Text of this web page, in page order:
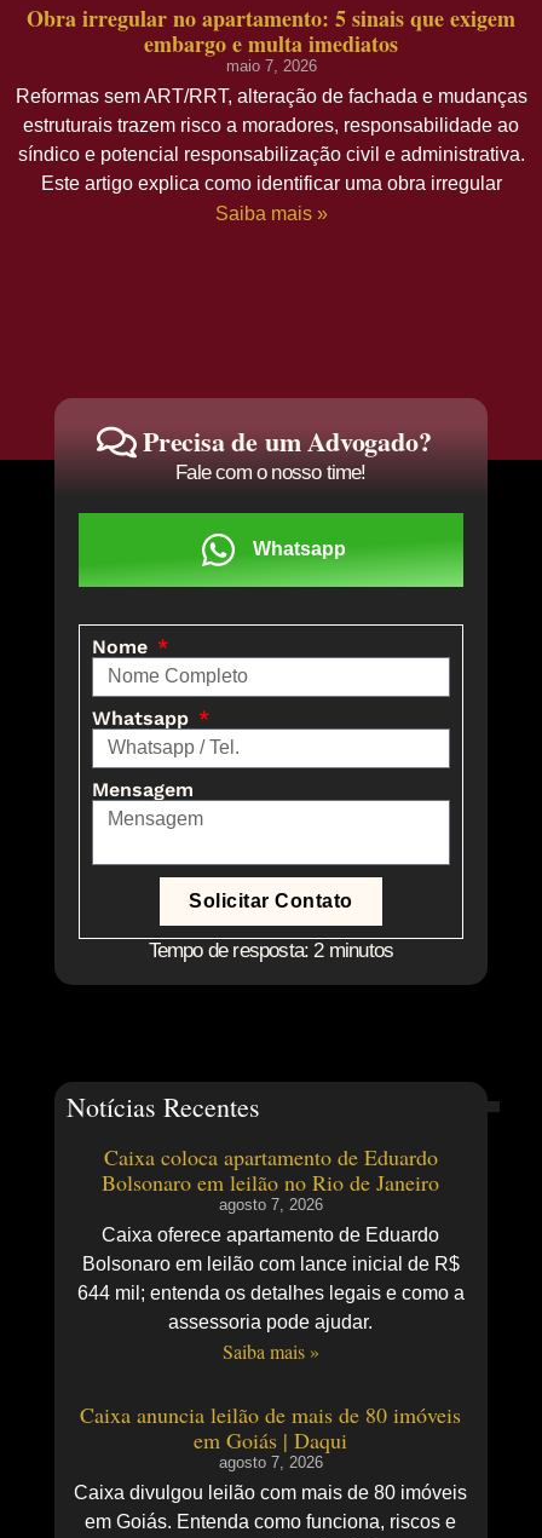
Obra irregular no apartamento: 5 sinais que exigem
embargo e multa imediatos
maio 7, 2026
Reformas sem ART/RRT, alteração de fachada e mudanças
estruturais trazem risco a moradores, responsabilidade ao
síndico e potencial responsabilização civil e administrativa.
Este artigo explica como identificar uma obra irregular
Saiba mais »
Precisa de um Advogado?
Fale com o nosso time!
Whatsapp
Nome
Whatsapp
Mensagem
Solicitar Contato
Tempo de resposta: 2 minutos
Notícias Recentes
Caixa coloca apartamento de Eduardo
Bolsonaro em leilão no Rio de Janeiro
agosto 7, 2026
Caixa oferece apartamento de Eduardo
Bolsonaro em leilão com lance inicial de R$
644 mil; entenda os detalhes legais e como a
assessoria pode ajudar.
Saiba mais »
Caixa anuncia leilão de mais de 80 imóveis
em Goiás | Daqui
agosto 7, 2026
Caixa divulgou leilão com mais de 80 imóveis
em Goiás. Entenda como funciona, riscos e